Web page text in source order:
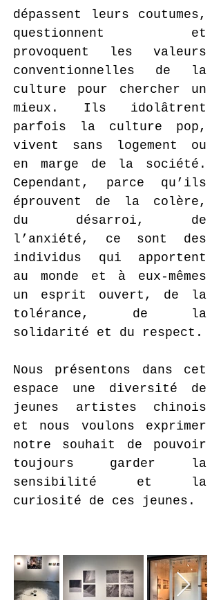
dépassent leurs coutumes,
questionnent et
provoquent les valeurs
conventionnelles de la
culture pour chercher un
mieux. Ils idolâtrent
parfois la culture pop,
vivent sans logement ou
en marge de la société.
Cependant, parce qu’ils
éprouvent de la colère,
du désarroi, de
l’anxiété, ce sont des
individus qui apportent
au monde et à eux-mêmes
un esprit ouvert, de la
tolérance, de la
solidarité et du respect.
Nous présentons dans cet
espace une diversité de
jeunes artistes chinois
et nous voulons exprimer
notre souhait de pouvoir
toujours garder la
sensibilité et la
curiosité de ces jeunes.